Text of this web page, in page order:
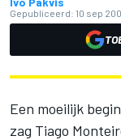
Gepubliceerd: 10 sep
Een moeilijk
zag Tiago